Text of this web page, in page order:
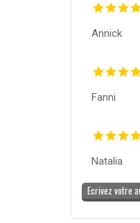
Annick
Fanni
Natalia
Ecrivez votre